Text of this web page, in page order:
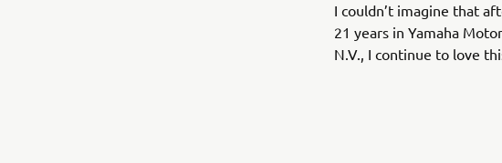
I couldn’t imagine that
21 years in Yamaha
N.V., I continue to love